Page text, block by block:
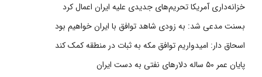
خزانه‌داری آمریکا تحریم‌های جدیدی علیه ایران اعمال کرد
بسنت مدعی شد: به زودی شاهد توافق با ایران خواهیم بود
اسحاق دار: امیدواریم توافق مکه به ثبات در منطقه کمک کند
پایان عمر ۵۰ ساله دلارهای نفتی به دست ایران